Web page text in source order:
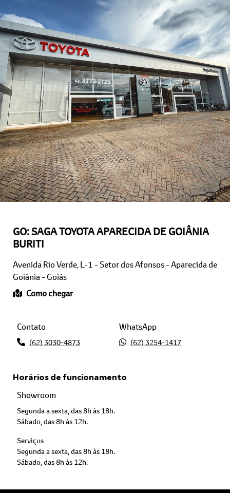
BURITI
Goiânia - Goiás
Como chegar
(62) 3030-4873 (62) 3254-1417
Showroom
Segunda a sexta, das 8h às 18h.
Sábado, das 8h às 12h.
Serviços
Segunda a sexta, das 8h às 18h.
Sábado, das 8h às 12h.
Sábado, das 8h às 12h.